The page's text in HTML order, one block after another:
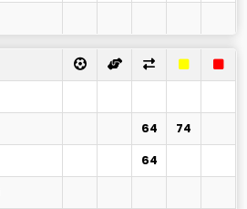
64 74
64